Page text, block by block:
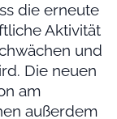
die erneute
Aktivität
und
Die neuen
am
außerdem